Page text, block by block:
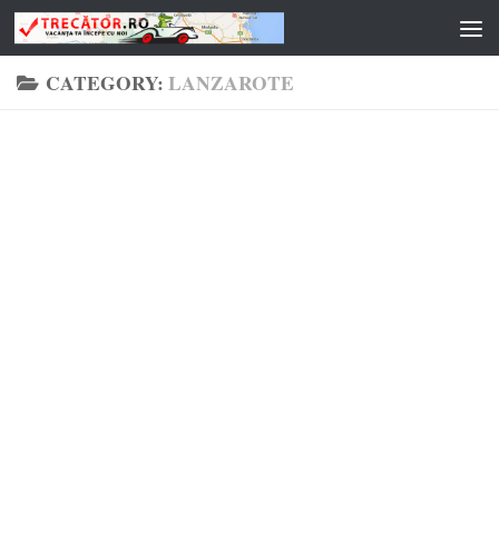
Skip to content
CATEGORY:LANZAROTE